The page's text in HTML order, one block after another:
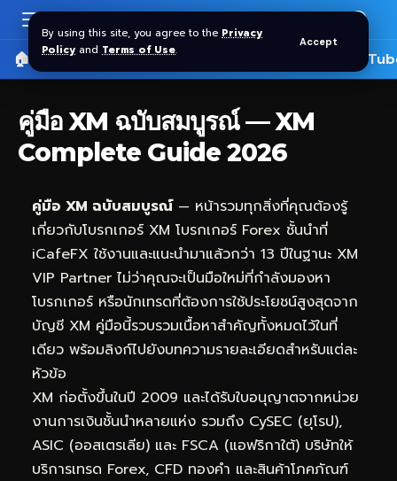
By using this site, you agree to the Privacy
Policy and Terms of Use.
Accept
🏠 หน้าแรก ราคาทอง SPDR 🎬
คู่มือ XM ฉบับสมบูรณ์ — XM
Complete Guide 2026
คู่มือ XM ฉบับสมบูรณ์— หน้ารวมทุกสิ่งที่คุณต้องรู้
เกี่ยวกับโบรกเกอร์ XM โบรกเกอร์ Forex ชั้นนำที่
iCafeFX ใช้งานและแนะนำมาแล้วกว่า 13 ปีในฐานะ XM
VIP Partner ไม่ว่าคุณจะเป็นมือใหม่ที่กำลังมองหา
โบรกเกอร์ หรือนักเทรดที่ต้องการใช้ประโยชน์สูงสุดจาก
บัญชี XM คู่มือนี้รวบรวมเนื้อหาสำคัญทั้งหมดไว้ในที่
เดียว พร้อมลิงก์ไปยังบทความรายละเอียดสำหรับแต่ละ
หัวข้อ
XM ก่อตั้งขึ้นในปี 2009 และได้รับใบอนุญาตจากหน่วย
งานการเงินชั้นนำหลายแห่ง รวมถึง CySEC (ยุโรป),
ASIC (ออสเตรเลีย) และ FSCA (แอฟริกาใต้) บริษัทให้
บริการเทรด Forex, CFD ทองคำ และสินค้าโภคภัณฑ์